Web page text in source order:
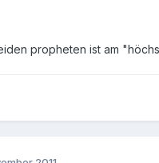
propheten ist am